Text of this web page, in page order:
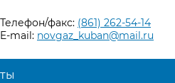
Телефон/факс: (861) 262-54-14
E-mail: novgaz_kuban@mail.ru